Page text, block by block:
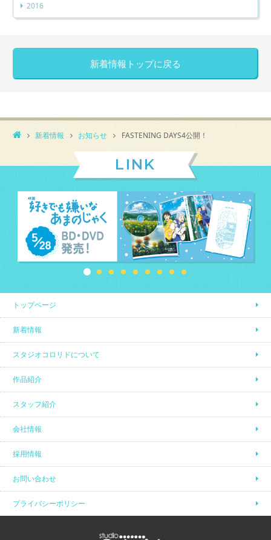
2016
新着情報トップに戻る
新着情報 お知らせ FASTENING DAYS4公開！
LINK
トップページ
新着情報
スタジオコロリドについて
作品紹介
スタッフ紹介
会社情報
採用情報
お問い合わせ
プライバシーポリシー